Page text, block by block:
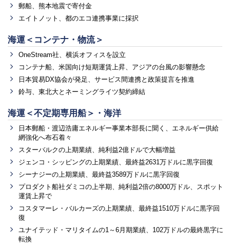
郵船、熊本地震で寄付金
エイトノット、都のエコ連携事業に採択
海運＜コンテナ・物流＞
OneStream社、横浜オフィスを設立
コンテナ船、米国向け短期運賃上昇、アジアの台風の影響懸念
日本貿易DX協会が発足、サービス間連携と政策提言を推進
鈴与、東北大とネーミングライツ契約締結
海運＜不定期専用船＞・海洋
日本郵船・渡辺浩庸エネルギー事業本部長に聞く、エネルギー供給
網強化へ布石着々
スターバルクの上期業績、純利益2億ドルで大幅増益
ジェンコ・シッピングの上期業績、最終益2631万ドルに黒字回復
シーナジーの上期業績、最終益3589万ドルに黒字回復
プロダクト船社ダミコの上半期、純利益2倍の8000万ドル、スポット
運賃上昇で
コスタマーレ・バルカーズの上期業績、最終益1510万ドルに黒字回
復
ユナイテッド・マリタイムの1～6月期業績、102万ドルの最終黒字に
転換